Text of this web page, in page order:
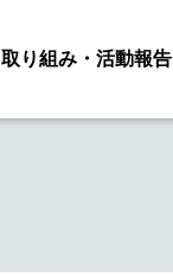
取り組み・活動報告